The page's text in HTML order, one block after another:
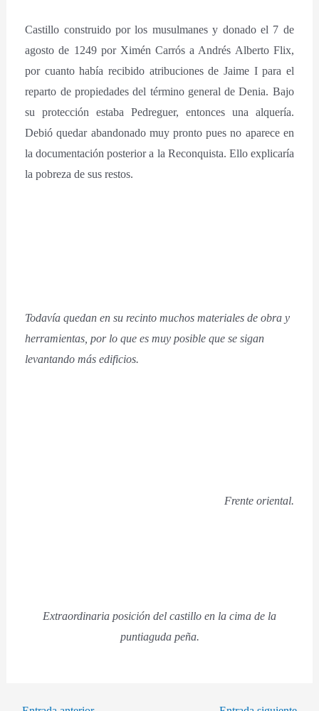
Castillo construido por los musulmanes y donado el 7 de
agosto de 1249 por Ximén Carrós a Andrés Alberto Flix,
por cuanto había recibido atribuciones de Jaime I para el
reparto de propiedades del término general de Denia. Bajo
su protección estaba Pedreguer, entonces una alquería.
Debió quedar abandonado muy pronto pues no aparece en
la documentación posterior a la Reconquista. Ello explicaría
la pobreza de sus restos.
Todavía quedan en su recinto muchos materiales de obra y
herramientas, por lo que es muy posible que se sigan
levantando más edificios.
Frente oriental.
Extraordinaria posición del castillo en la cima de la
puntiaguda peña.